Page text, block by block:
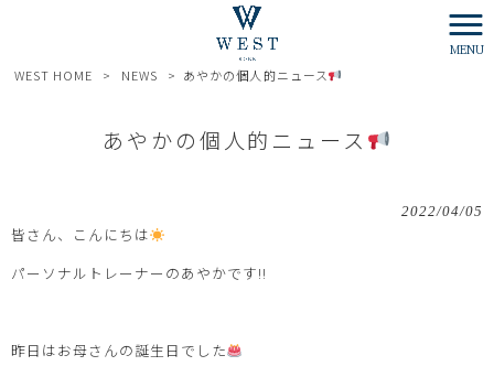
MENU
WEST HOME > NEWS > あやかの個人的ニュース
あやかの個人的ニュース
2022/04/05
皆さん、こんにちは
パーソナルトレーナーのあやかです!!
昨日はお母さんの誕生日でした